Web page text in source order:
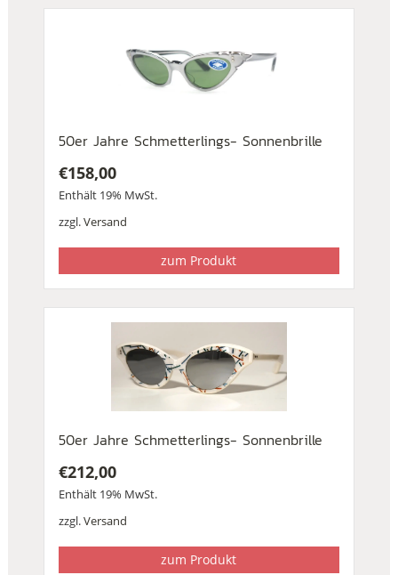
50er Jahre Schmetterlings- Sonnenbrille
€158,00
Enthält 19% MwSt.
zzgl.Versand
zum Produkt
50er Jahre Schmetterlings- Sonnenbrille
€212,00
Enthält 19% MwSt.
zzgl.Versand
zum Produkt